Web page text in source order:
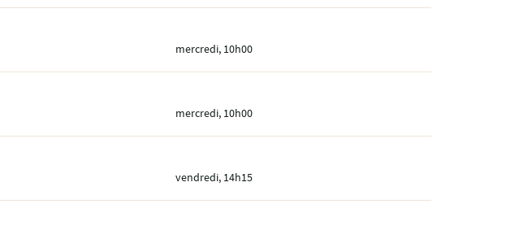
mercredi, 10h00
mercredi, 10h00
vendredi, 14h15